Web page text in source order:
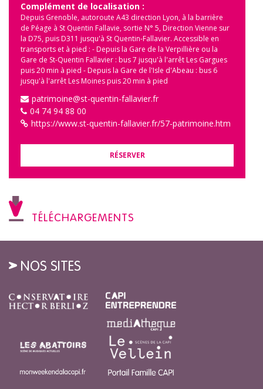
Complément de localisation :
Depuis Grenoble, autoroute A43 direction Lyon, à la barrière
de Péage à St Quentin Fallavie, sortie N° 5, Direction Vienne sur
la D75, puis D311 jusqu'à St Quentin-Fallavier. Accessible en
transports et à pied : - Depuis la Gare de la Verpillière ou la
Gare de St-Quentin Fallavier : bus 7 jusqu'à l'arrêt Les Gargues
puis 20 min à pied - Depuis la Gare de l'Isle d'Abeau : bus 6
jusqu'à l'arrêt Les Moines puis 20 min à pied
patrimoine@st-quentin-fallavier.fr
04 74 94 88 00
https://www.st-quentin-fallavier.fr/57-patrimoine.htm
RÉSERVER
TÉLÉCHARGEMENTS
NOS SITES